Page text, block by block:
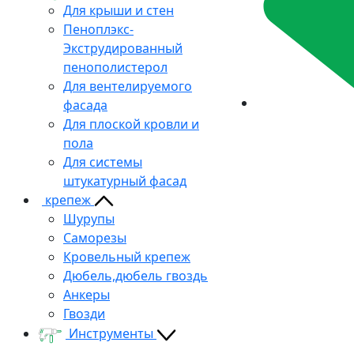
Для крыши и стен
Пеноплэкс-
Экструдированный
пенополистерол
Для вентелируемого
фасада
Для плоской кровли и
пола
Для системы
штукатурный фасад
крепеж
Шурупы
Саморезы
Кровельный крепеж
Дюбель,дюбель гвоздь
Анкеры
Гвозди
Инструменты